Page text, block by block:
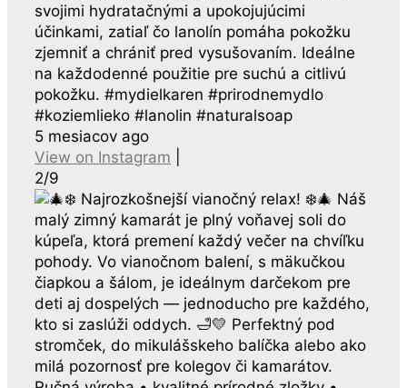
svojimi hydratačnými a upokojujúcimi
účinkami, zatiaľ čo lanolín pomáha pokožku
zjemniť a chrániť pred vysušovaním. Ideálne
na každodenné použitie pre suchú a citlivú
pokožku. #mydielkaren #prirodnemydlo
#koziemlieko #lanolin #naturalsoap
5 mesiacov ago
View on Instagram
2/9